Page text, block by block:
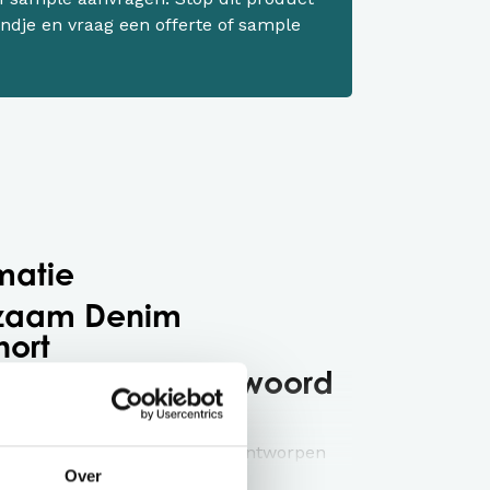
Over
en vraag een offerte of sample
Denim
sterk en verantwoord
kruisbandschortis ontworpen
uitstraling en duurzaamheid